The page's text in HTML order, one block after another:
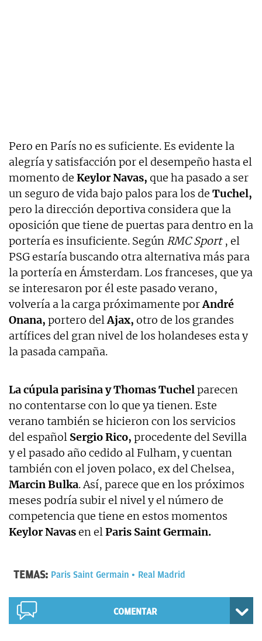
Pero en París no es suficiente. Es evidente la
alegría y satisfacción por el desempeño hasta el
momento de Keylor Navas, que ha pasado a ser
un seguro de vida bajo palos para los de Tuchel,
pero la dirección deportiva considera que la
oposición que tiene de puertas para dentro en la
portería es insuficiente. Según RMC Sport , el
PSG estaría buscando otra alternativa más para
la portería en Ámsterdam. Los franceses, que ya
se interesaron por él este pasado verano,
volvería a la carga próximamente porAndré
Onana, portero delAjax, otro de los grandes
artífices del gran nivel de los holandeses esta y
la pasada campaña.
La cúpula parisina y Thomas Tuchelparecen
no contentarse con lo que ya tienen. Este
verano también se hicieron con los servicios
del español Sergio Rico, procedente del Sevilla
y el pasado año cedido al Fulham, y cuentan
también con el joven polaco, ex del Chelsea,
Marcin Bulka. Así, parece que en los próximos
meses podría subir el nivel y el número de
competencia que tiene en estos momentos
Keylor Navasen elParis Saint Germain.
TEMAS: Paris Saint Germain Real Madrid
COMENTAR